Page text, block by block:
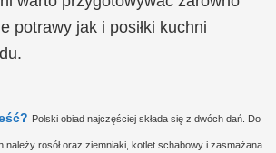
potrawy jak i posiłki kuchni
Polski obiad najczęściej składa się z dwóch dań. Do
należy rosół oraz ziemniaki, kotlet schabowy i zasmażana